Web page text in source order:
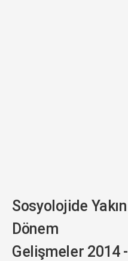
Sosyolojide Yakın
Dönem
Gelişmeler 2014 -